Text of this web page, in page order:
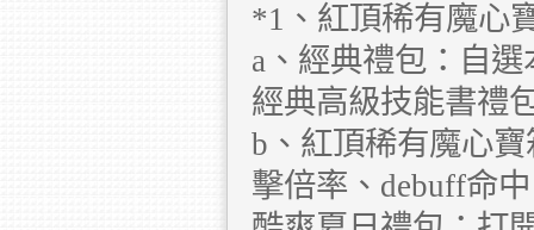
*1、紅頂稀有魔心
a、經典禮包：自
經典高級技能書禮
b、紅頂稀有魔心
擊倍率、debuff命